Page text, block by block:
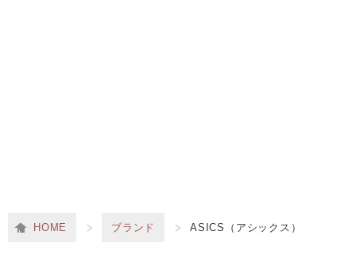
HOME ブランド ASICS（アシックス）